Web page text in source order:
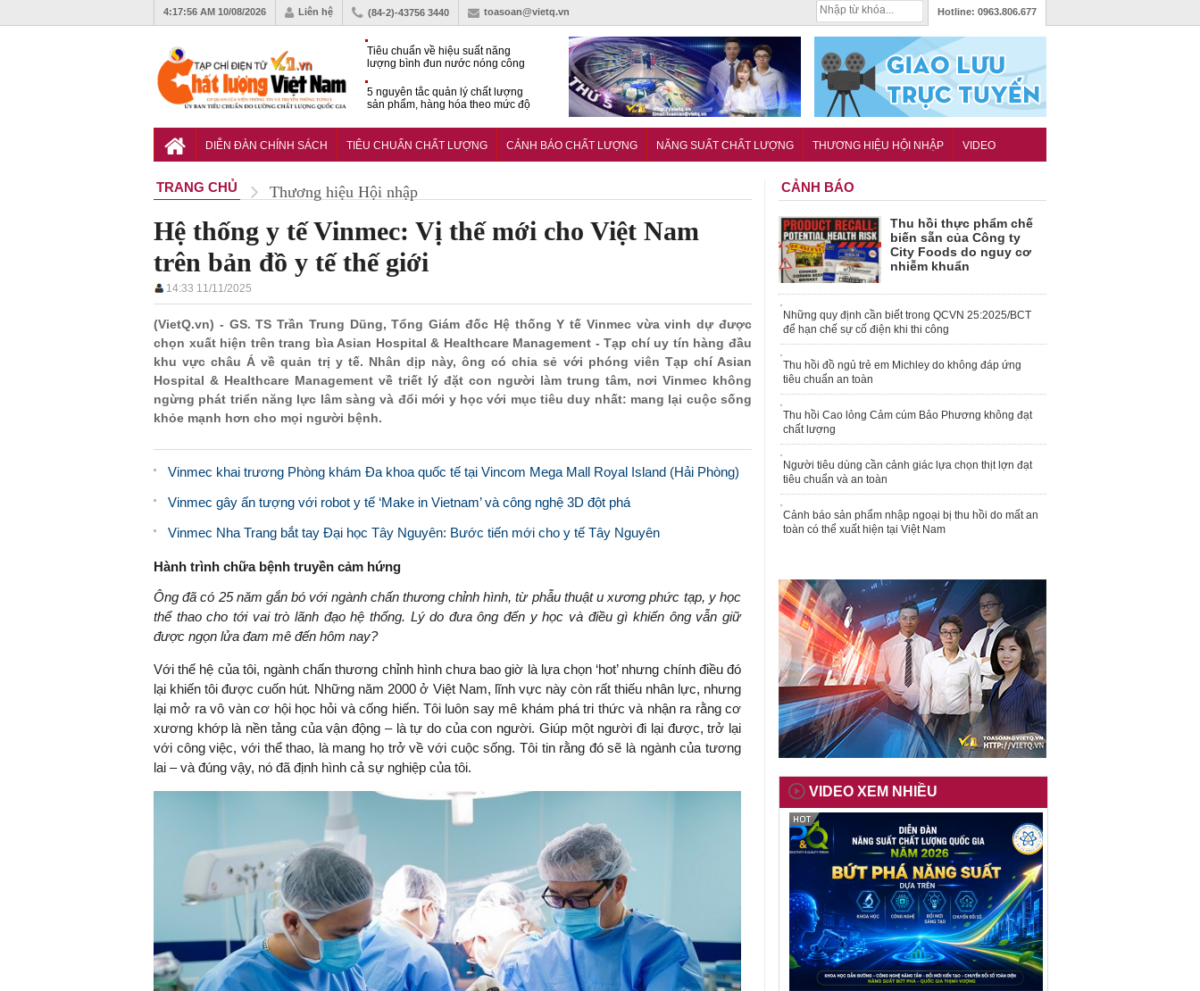
4:17:57 AM 10/08/2026 Liên hệ (84-2)-43756 3440 toasoan@vietq.vn Hotline: 0963.806.677
Tiêu chuẩn về hiệu suất năng
lượng bình đun nước nóng công
5 nguyên tắc quản lý chất lượng
sản phẩm, hàng hóa theo mức độ
dự thảo Luật Đo lường sửa đổi
DIỄN ĐÀN CHÍNH SÁCH TIÊU CHUẨN CHẤT LƯỢNG CẢNH BÁO CHẤT LƯỢNG NĂNG SUẤT CHẤT LƯỢNG THƯƠNG HIỆU HỘI NHẬP VIDEO
TRANG CHỦ Thương hiệu Hội nhập
Hệ thống y tế Vinmec: Vị thế mới cho Việt Nam
trên bản đồ y tế thế giới
14:33 11/11/2025
(VietQ.vn) - GS. TS Trần Trung Dũng, Tổng Giám đốc Hệ thống Y tế Vinmec vừa vinh dự được
chọn xuất hiện trên trang bìa Asian Hospital & Healthcare Management - Tạp chí uy tín hàng đầu
khu vực châu Á về quản trị y tế. Nhân dịp này, ông có chia sẻ với phóng viên Tạp chí Asian
Hospital & Healthcare Management về triết lý đặt con người làm trung tâm, nơi Vinmec không
ngừng phát triển năng lực lâm sàng và đổi mới y học với mục tiêu duy nhất: mang lại cuộc sống
khỏe mạnh hơn cho mọi người bệnh.
Vinmec khai trương Phòng khám Đa khoa quốc tế tại Vincom Mega Mall Royal Island (Hải Phòng)
Vinmec gây ấn tượng với robot y tế ‘Make in Vietnam’ và công nghệ 3D đột phá
Vinmec Nha Trang bắt tay Đại học Tây Nguyên: Bước tiến mới cho y tế Tây Nguyên
Hành trình chữa bệnh truyền cảm hứng
Ông đã có 25 năm gắn bó với ngành chấn thương chỉnh hình, từ phẫu thuật u xương phức tạp, y học
thể thao cho tới vai trò lãnh đạo hệ thống. Lý do đưa ông đến y học và điều gì khiến ông vẫn giữ
được ngọn lửa đam mê đến hôm nay?
Với thế hệ của tôi, ngành chấn thương chỉnh hình chưa bao giờ là lựa chọn ‘hot’ nhưng chính điều đó
lại khiến tôi được cuốn hút. Những năm 2000 ở Việt Nam, lĩnh vực này còn rất thiếu nhân lực, nhưng
lại mở ra vô vàn cơ hội học hỏi và cống hiến. Tôi luôn say mê khám phá tri thức và nhận ra rằng cơ
xương khớp là nền tảng của vận động – là tự do của con người. Giúp một người đi lại được, trở lại
với công việc, với thể thao, là mang họ trở về với cuộc sống. Tôi tin rằng đó sẽ là ngành của tương
lai – và đúng vậy, nó đã định hình cả sự nghiệp của tôi.
CẢNH BÁO
Thu hồi thực phẩm chế
biến sẵn của Công ty
City Foods do nguy cơ
nhiễm khuẩn
Những quy định cần biết trong QCVN 25:2025/BCT
để hạn chế sự cố điện khi thi công
Thu hồi đồ ngủ trẻ em Michley do không đáp ứng
tiêu chuẩn an toàn
Thu hồi Cao lỏng Cảm cúm Bảo Phương không đạt
chất lượng
Người tiêu dùng cần cảnh giác lựa chọn thịt lợn đạt
tiêu chuẩn và an toàn
Cảnh báo sản phẩm nhập ngoại bị thu hồi do mất an
toàn có thể xuất hiện tại Việt Nam
VIDEO XEM NHIỀU